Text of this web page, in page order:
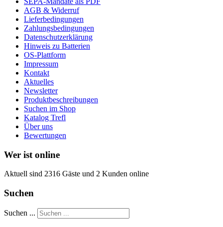
AGB & Widerruf
Lieferbedingungen
Zahlungsbedingungen
Datenschutzerklärung
Hinweis zu Batterien
OS-Plattform
Impressum
Kontakt
Aktuelles
Newsletter
Produktbeschreibungen
Suchen im Shop
Katalog Trefl
Über uns
Bewertungen
Wer ist online
Aktuell sind 2316 Gäste und 2 Kunden online
Suchen
Suchen ...